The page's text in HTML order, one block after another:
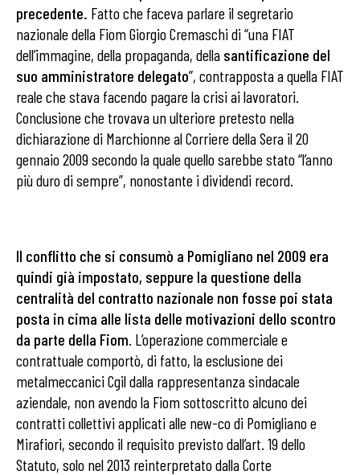
precedente. Fatto che faceva parlare il segretario
nazionale della Fiom Giorgio Cremaschi di “una FIAT
dell’immagine, della propaganda, della santificazione del
suo amministratore delegato”, contrapposta a quella FIAT
reale che stava facendo pagare la crisi ai lavoratori.
Conclusione che trovava un ulteriore pretesto nella
dichiarazione di Marchionne al Corriere della Sera il 20
gennaio 2009 secondo la quale quello sarebbe stato “l’anno
più duro di sempre”, nonostante i dividendi record.
Il conflitto che si consumò a Pomigliano nel 2009 era
quindi già impostato, seppure la questione della
centralità del contratto nazionale non fosse poi stata
posta in cima alle lista delle motivazioni dello scontro
da parte della Fiom. L’operazione commerciale e
contrattuale comportò, di fatto, la esclusione dei
metalmeccanici Cgil dalla rappresentanza sindacale
aziendale, non avendo la Fiom sottoscritto alcuno dei
contratti collettivi applicati alle new-co di Pomigliano e
Mirafiori, secondo il requisito previsto dall’art. 19 dello
Statuto, solo nel 2013 reinterpretato dalla Corte